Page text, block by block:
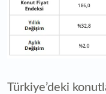
Türkiye’deki